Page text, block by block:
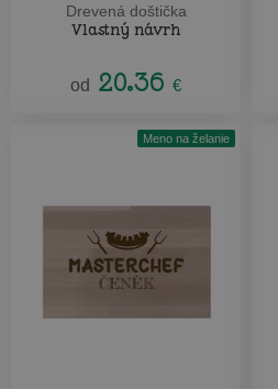
Drevená doštička
Vlastný návrh
od 20.36 €
Meno na želanie